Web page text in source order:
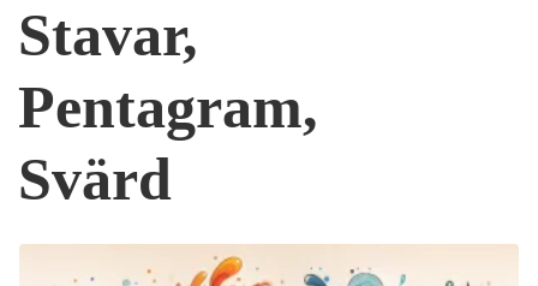
Stavar,
Pentagram,
Svärd